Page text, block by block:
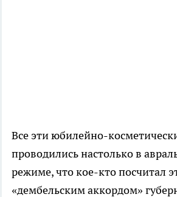
Все эти юбилейно-
проводились настолько в
режиме, что кое-кто посчитал
«дембельским аккордом»